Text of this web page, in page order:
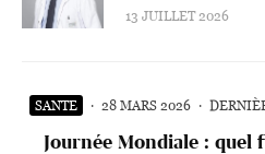
13 JUILLET 2026
SANTE · 28 MARS 2026 ·
Journée Mondiale : quel